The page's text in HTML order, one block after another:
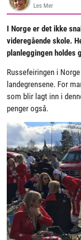
Les Mer
I Norge er det ikke
videregående skole.
planleggingen holdes
Russefeiringen i
landegrensene. For
som blir lagt inn i
penger også.